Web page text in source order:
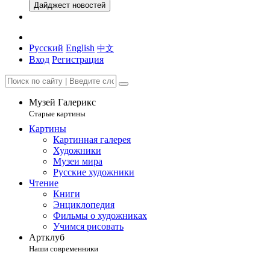
Дайджест новостей
Русский English 中文
Вход Регистрация
Музей Галерикс
Старые картины
Картины
Картинная галерея
Художники
Музеи мира
Русские художники
Чтение
Книги
Энциклопедия
Фильмы о художниках
Учимся рисовать
Артклуб
Наши современники